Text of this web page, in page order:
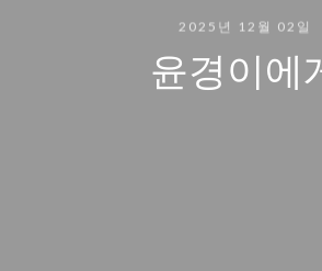
2025년 12월 02일
윤경이에